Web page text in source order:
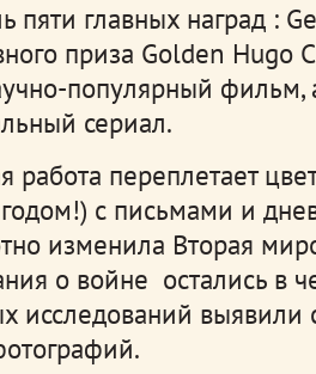
пяти главных наград :
приза Golden Hugo
популярный фильм,
сериал.
работа переплетает
с письмами и
изменила Вторая
о войне остались в
исследований